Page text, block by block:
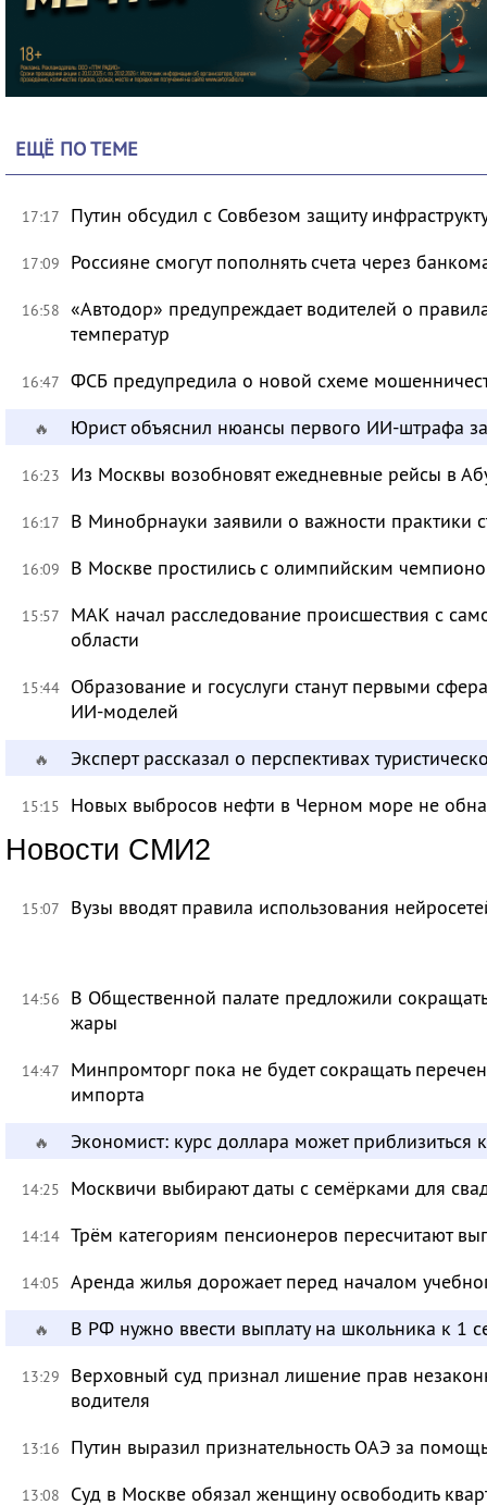
ЕЩЁ ПО ТЕМЕ
17:17 Путин обсудил с Совбезом защиту
17:09 Россияне смогут пополнять счета через
16:58 «Автодор» предупреждает водителей о
температур
16:47 ФСБ предупредила о новой схеме
🔥 Юрист объяснил нюансы первого ИИ-штрафа
16:23 Из Москвы возобновят ежедневные рейсы в
16:17 В Минобрнауки заявили о важности практики
16:09 В Москве простились с олимпийским
15:57
МАК начал расследование происшествия с
области
15:44 Образование и госуслуги станут первыми
ИИ-моделей
🔥 Эксперт рассказал о перспективах
15:15 Новых выбросов нефти в Черном море не
Новости СМИ2
15:07 Вузы вводят правила использования
14:56
В Общественной палате предложили
жары
14:47
Минпромторг пока не будет сокращать
импорта
🔥 Экономист: курс доллара может приблизиться
14:25 Москвичи выбирают даты с семёрками для
14:14 Трём категориям пенсионеров пересчитают
14:05 Аренда жилья дорожает перед началом
🔥 В РФ нужно ввести выплату на школьника к 1
13:29
Верховный суд признал лишение прав
водителя
13:16 Путин выразил признательность ОАЭ за
13:08 Суд в Москве обязал женщину освободить